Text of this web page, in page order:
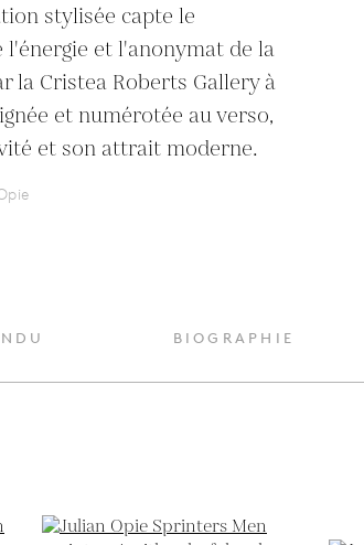
stylisée capte le
et l'anonymat de la
la Cristea Roberts Gallery à
et numérotée au verso,
et son attrait moderne.
BIOGRAPHIE